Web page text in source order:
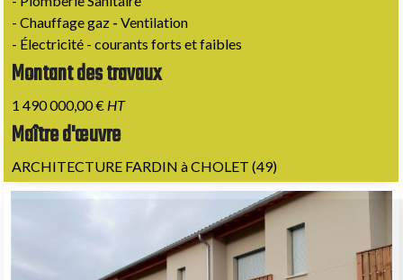
- Chauffage gaz -Ventilation
- Électricité - courants forts et faibles
Montant des travaux
1 490 000,00 € HT
Maître d'œuvre
ARCHITECTURE FARDIN à CHOLET (49)